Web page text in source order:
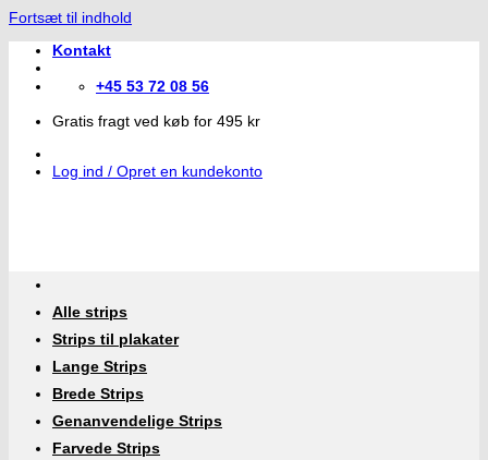
Fortsæt til indhold
Kontakt
+45 53 72 08 56
Gratis fragt ved køb for 495 kr
Log ind / Opret en kundekonto
Alle strips
Strips til plakater
Lange Strips
Brede Strips
Genanvendelige Strips
Farvede Strips